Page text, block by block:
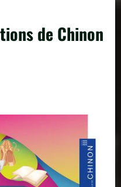
de Chinon